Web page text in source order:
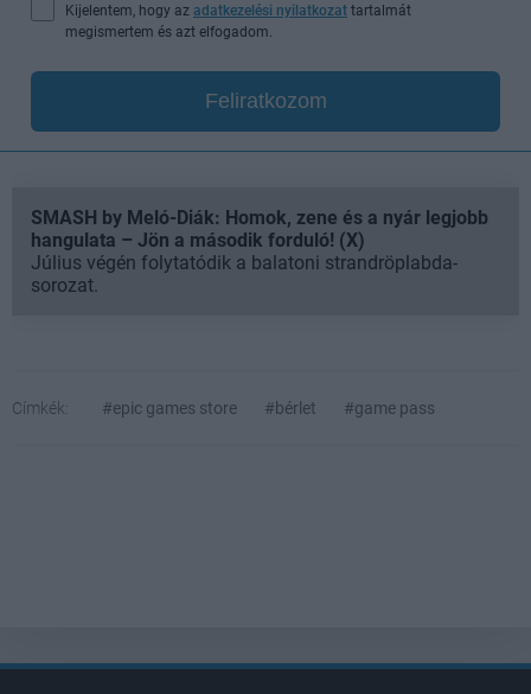
Kijelentem, hogy az adatkezelési nyilatkozat tartalmát
megismertem és azt elfogadom.
Feliratkozom
SMASH by Meló-Diák: Homok, zene és a nyár legjobb
hangulata – Jön a második forduló! (X)
Július végén folytatódik a balatoni strandröplabda-
sorozat.
Címkék: #epic games store #bérlet #game pass